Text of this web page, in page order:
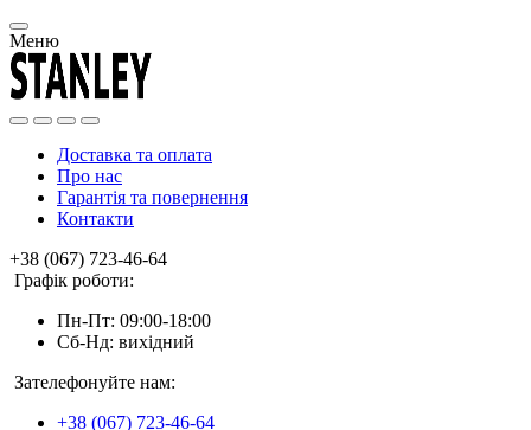
Меню
Доставка та оплата
Про нас
Гарантія та повернення
Контакти
+38 (067) 723-46-64
Графік роботи:
Пн-Пт: 09:00-18:00
Сб-Нд: вихідний
Зателефонуйте нам:
+38 (067) 723-46-64